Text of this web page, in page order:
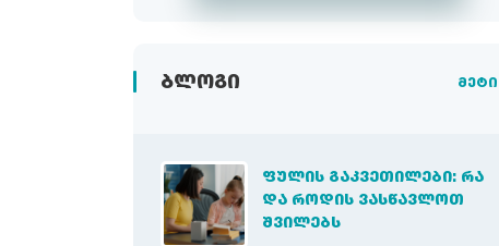
ᲑᲚᲝᲒᲘ მეტი
ᲤᲣᲚᲘᲡ ᲒᲐᲙᲕᲔᲗᲘᲚᲔᲑᲘ: ᲠᲐ
ᲓᲐ ᲠᲝᲓᲘᲡ ᲕᲐᲡᲬᲐᲕᲚᲝᲗ
ᲨᲕᲘᲚᲔᲑᲡ